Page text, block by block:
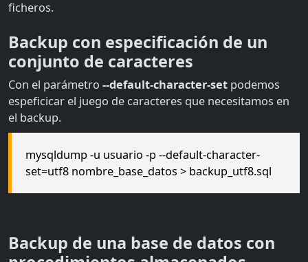
ficheros.
Backup con especificación de un
conjunto de caracteres
Con el parámetro --default-character-set podemos
espeficicar el juego de caracteres que necesitamos en
el backup.
mysqldump -u usuario -p --default-character-
set=utf8 nombre_base_datos > backup_utf8.sql
Backup de una base de datos con